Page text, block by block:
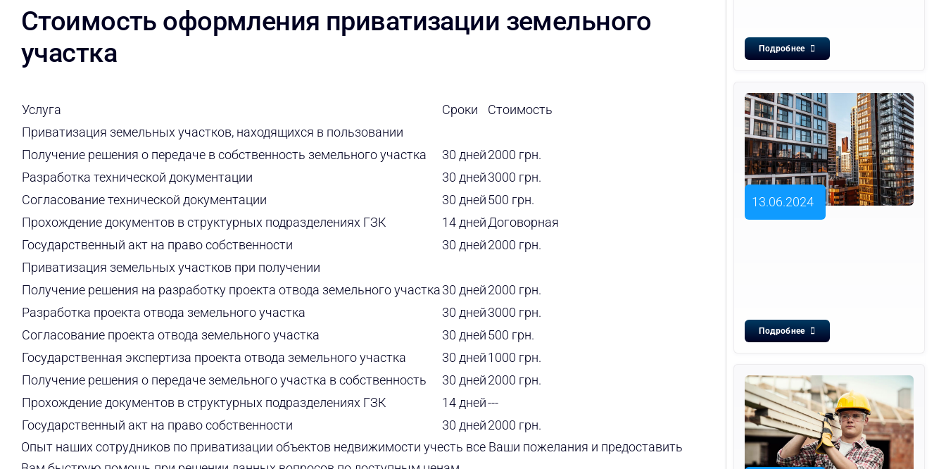
Стоимость оформления приватизации земельного
участка
Услуга Сроки
Стоимость
Приватизация земельных участков, находящихся в пользовании
Получение решения о передаче в собственность земельного участка
30 дней2000 грн.
Разработка технической документации
30 дней3000 грн.
Согласование технической документации
30 дней500 грн.
Прохождение документов в структурных подразделениях ГЗК
14 днейДоговорная
Государственный акт на право собственности
30 дней2000 грн.
Приватизация земельных участков при получении
Получение решения на разработку проекта отвода земельного участка30 дней2000 грн.
Разработка проекта отвода земельного участка
30 дней3000 грн.
Согласование проекта отвода земельного участка
30 дней500 грн.
Государственная экспертиза проекта отвода земельного участка
30 дней1000 грн.
Получение решения о передаче земельного участка в собственность
30 дней2000 грн.
Прохождение документов в структурных подразделениях ГЗК
14 дней---
Государственный акт на право собственности
30 дней2000 грн.
Опыт наших сотрудников по приватизации объектов недвижимости учесть все Ваши пожелания и предоставить
Подробнее
13.06.2024
Подробнее